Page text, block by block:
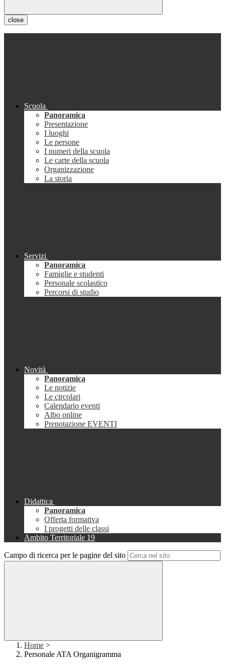
close
Scuola
Panoramica
Presentazione
I luoghi
Le persone
I numeri della scuola
Le carte della scuola
Organizzazione
La storia
Servizi
Panoramica
Famiglie e studenti
Personale scolastico
Percorsi di studio
Novità
Panoramica
Le notizie
Le circolari
Calendario eventi
Albo online
Prenotazione EVENTI
Didattica
Panoramica
Offerta formativa
I progetti delle classi
Ambito Territoriale 19
Campo di ricerca per le pagine del sito
Home >
Personale ATA Organigramma